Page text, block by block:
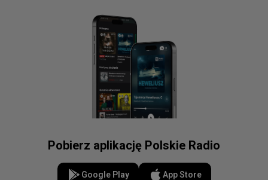
Pobierz aplikację Polskie Radio
Google Play App Store